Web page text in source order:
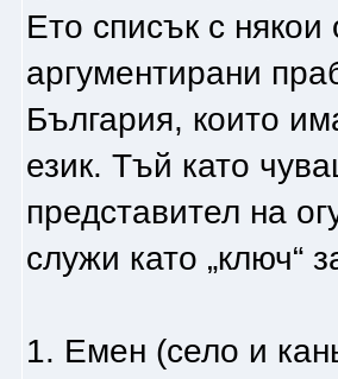
Ето списък с
аргументирани
България, които
език. Тъй като
представител на
служи като „ключ“
1. Емен (село и